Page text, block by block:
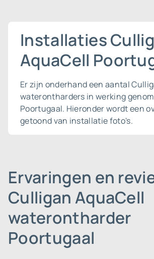
Installaties
AquaCell
Er zijn onderhand een aantal
waterontharders in werking
Poortugaal. Hieronder wordt een
getoond van installatie foto's.
Ervaringen en
Culligan AquaCell
waterontharder
Poortugaal